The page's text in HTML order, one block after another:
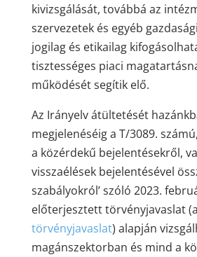
kivizsgálását, továbbá az
szervezetek és egyéb
jogilag és etikailag
tisztességes piaci
működését segítik elő.
Az Irányelv átültetését
megjelenéséig a T/3089.
a közérdekű bejelentésekről,
visszaélések bejelentésével
szabályokról’ szóló 2023.
előterjesztett törvényjavaslat
törvényjavaslat) alapján
magánszektorban és mind a